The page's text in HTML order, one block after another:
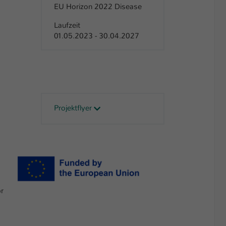
EU Horizon 2022 Disease
Laufzeit
01.05.2023 - 30.04.2027
Projektflyer